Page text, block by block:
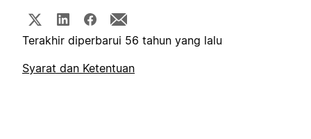
Terakhir diperbarui 56 tahun yang lalu
Syarat dan Ketentuan